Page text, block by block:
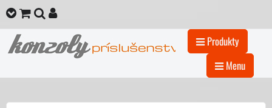
Produkty
Menu